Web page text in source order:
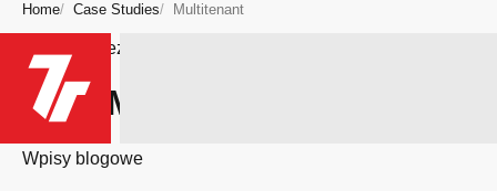
Home Case Studies Multitenant
Bądź na bieżąco
Typ: Multitenant
Wpisy blogowe